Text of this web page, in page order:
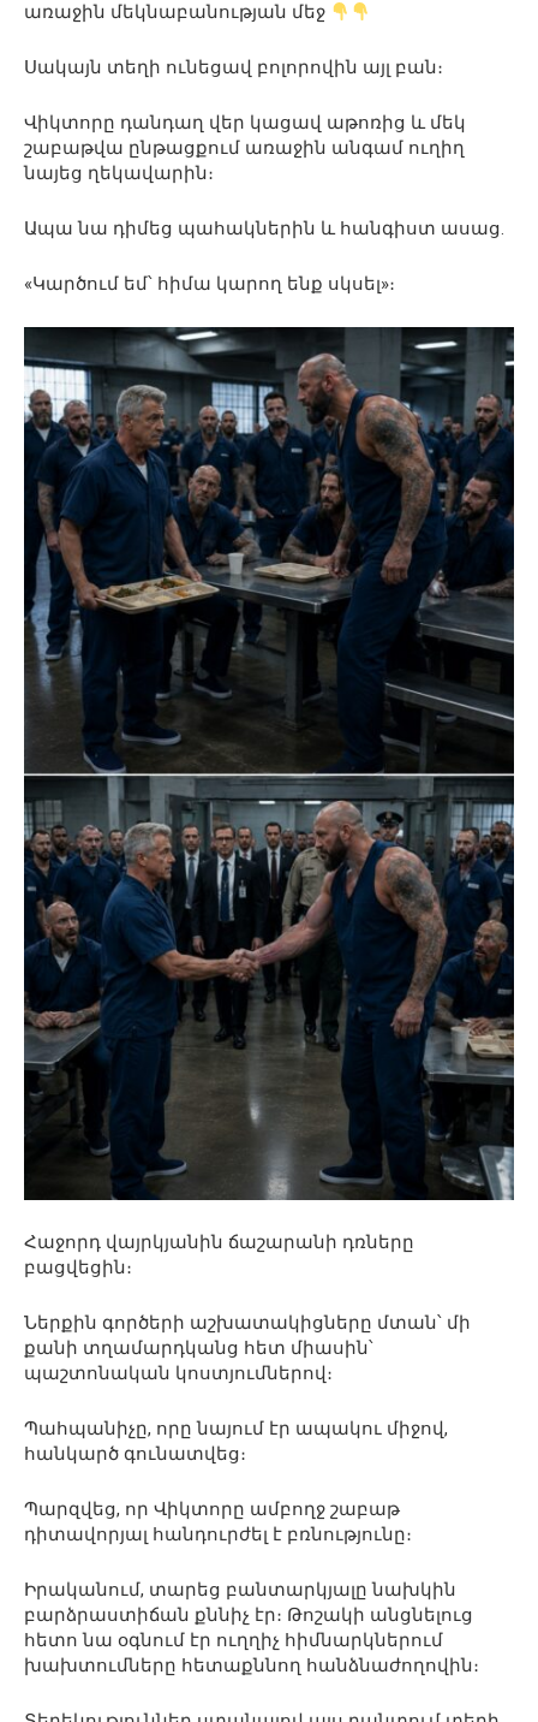
առաջին մեկնաբանության մեջ
Սակայն տեղի ունեցավ բոլորովին այլ բան։
Վիկտորը դանդաղ վեր կացավ աթոռից և մեկ
շաբաթվա ընթացքում առաջին անգամ ուղիղ
նայեց ղեկավարին։
Ապա նա դիմեց պահակներին և հանգիստ ասաց.
«Կարծում եմ՝ հիմա կարող ենք սկսել»։
Հաջորդ վայրկյանին ճաշարանի դռները
բացվեցին։
Ներքին գործերի աշխատակիցները մտան՝ մի
քանի տղամարդկանց հետ միասին՝
պաշտոնական կոստյումներով։
Պահպանիչը, որը նայում էր ապակու միջով,
հանկարծ գունատվեց։
Պարզվեց, որ Վիկտորը ամբողջ շաբաթ
դիտավորյալ հանդուրժել է բռնությունը։
Իրականում, տարեց բանտարկյալը նախկին
բարձրաստիճան քննիչ էր։ Թոշակի անցնելուց
հետո նա օգնում էր ուղղիչ հիմնարկներում
խախտումները հետաքննող հանձնաժողովին։